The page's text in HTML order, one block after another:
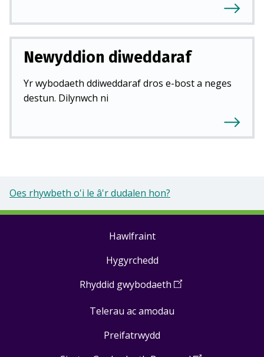
Newyddion diweddaraf
Yr wybodaeth ddiweddaraf dros e-bost a neges
destun. Dilynwch ni
Oes rhywbeth o'i le â'r dudalen hon?
Hawlfraint
Hygyrchedd
Rhyddid gwybodaeth (Open
a
Telerau ac amodau
Preifatrwydd